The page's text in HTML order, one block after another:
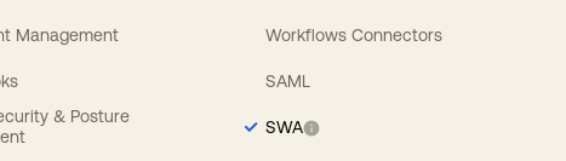
Management
& Posture
Workflows Connectors
SAML
SWA